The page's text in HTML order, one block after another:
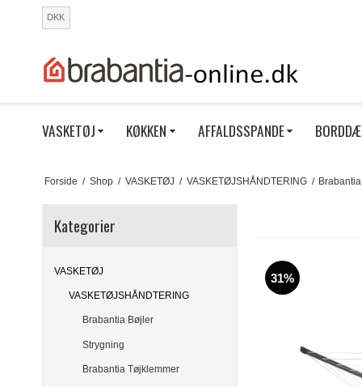
DKK
VASKETØJ KØKKEN AFFALDSSPANDE
Forside / Shop / VASKETØJ / VASKETØJSHÅNDTERING /
Kategorier
VASKETØJ
VASKETØJSHÅNDTERING
Brabantia Bøjler
Strygning
Brabantia Tøjklemmer
31%